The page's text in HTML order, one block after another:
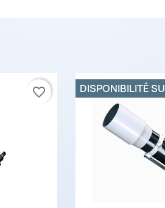
favorite_border DISPONIBILITÉ